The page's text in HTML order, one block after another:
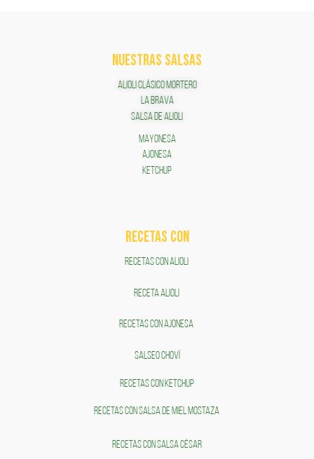
NUESTRAS SALSAS
ALIOLI CLÁSICO MORTERO
LA BRAVA
SALSA DE ALIOLI
MAYONESA
AJONESA
KETCHUP
RECETAS COn
RECETAS CON ALIOLI
RECETA ALIOLI
RECETAS CON AJONESA
SALSEO CHOVÍ
RECETAS CON KETCHUP
RECETAS CON SALSA DE MIEL MOSTAZA
RECETAS CON SALSA CÉSAR